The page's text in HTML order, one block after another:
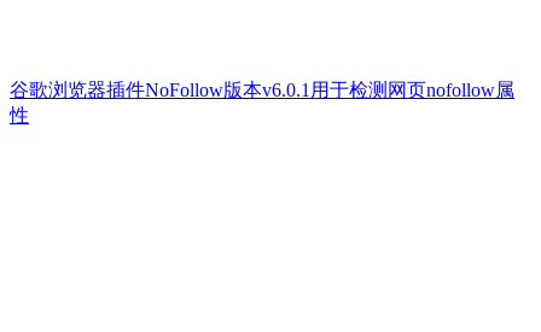
谷歌浏览器插件NoFollow版本v6.0.1用于检测网页nofollow属
性